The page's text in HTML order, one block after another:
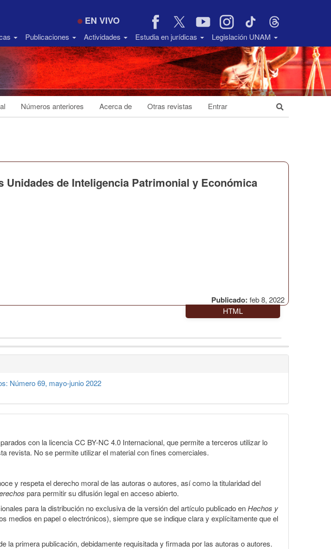
EN VIVO
Publicaciones Actividades Estudia en jurídicas Legislación UNAM
Números anteriores Acerca de Otras revistas Entrar
Publicado: feb 8, 2022
Unidades de Inteligencia Patrimonial y Económica
HTML
Número 69, mayo-junio 2022
con la licencia CC BY-NC 4.0 Internacional, que permite a terceros utilizar lo
revista. No se permite utilizar el material con fines comerciales.
y respeta el derecho moral de las autoras o autores, así como la titularidad del
para permitir su difusión legal en acceso abierto.
para la distribución no exclusiva de la versión del artículo publicado enHechos y
medios en papel o electrónicos), siempre que se indique clara y explícitamente que el
la primera publicación, debidamente requisitada y firmada por las autoras o autores.